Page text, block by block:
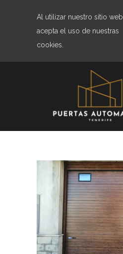
Al utilizar nuestro sitio web,
acepta el uso de nuestras
cookies.